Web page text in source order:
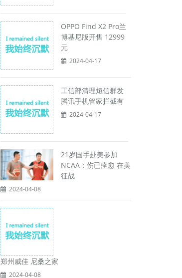
OPPO Find X2 Pro兰
博基尼版开售 12999
元
2024-04-17
工信部清理短信群发
腾讯手机管家拦截有
2024-04-17
21岁国手赴美参加
NCAA：伤已痊愈 在美
征战
2024-04-08
郑州威佳 尼桑之家
2024-04-08